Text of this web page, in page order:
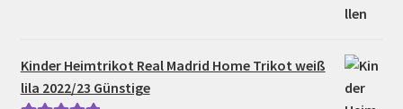
Kinder Heimtrikot Real Madrid Home Trikot weiß
lila 2022/23 Günstige